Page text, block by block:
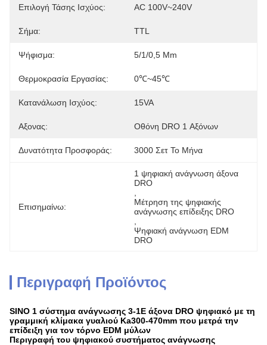
Επιλογή Τάσης Ισχύος: AC 100V~240V
Σήμα: TTL
Ψήφισμα: 5/1/0,5 Μm
Θερμοκρασία Εργασίας: 0℃~45℃
Κατανάλωση Ισχύος: 15VA
Αξονας: Οθόνη DRO 1 Αξόνων
Δυνατότητα Προσφοράς: 3000 Σετ Το Μήνα
Επισημαίνω:
1 ψηφιακή ανάγνωση άξονα
DRO
Μέτρηση της ψηφιακής
ανάγνωσης επίδειξης DRO
Ψηφιακή ανάγνωση EDM
DRO
Περιγραφή Προϊόντος
SINO 1 σύστημα ανάγνωσης 3-1E άξονα DRO ψηφιακό με τη
γραμμική κλίμακα γυαλιού Ka300-470mm που μετρά την
επίδειξη για τον τόρνο EDM μύλων
Περιγραφή του ψηφιακού συστήματος ανάγνωσης